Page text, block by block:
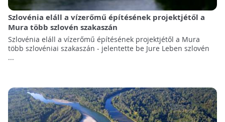
Szlovénia eláll a vízerőmű építésének projektjétől a
Mura több szlovén szakaszán
Szlovénia eláll a vízerőmű építésének projektjétől a Mura
több szlovéniai szakaszán - jelentette be Jure Leben szlovén
...